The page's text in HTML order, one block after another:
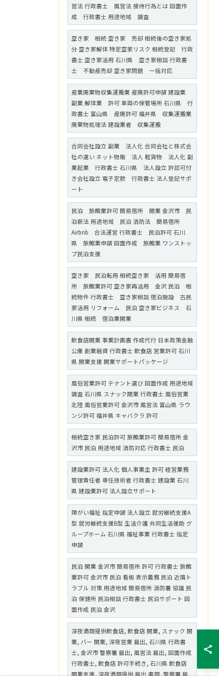
営法 行政書士 風営法 接待行為とは 図面作
成 行政書士 用途地域 調査
空き家 相続 空き家 売却 相続後の空き家処
分 空き家解体 特定空家リスク 相続登記 行政
書士 空き家活用 石川県 空き家相談 行政書
士 不動産売却 空き家問題 一括対応
産業廃棄物収集運搬業 産廃許可申請 建設業
副業 解体業 許可 車両の保管場所 石川県 行
政書士 富山県 産廃許可 福井県 収集運搬業
廃棄物処理法 建設業者 収集運搬
合同会社設立 副業 法人化 合同会社と株式会
社の違い ネット物販 法人 軽貨物 法人化 副
業起業 行政書士 石川県 法人設立 許認可付
き会社設立 電子定款 行政書士 法人登記サポ
ート
民泊 旅館業許可 簡易宿所 開業 金沢市 民
泊新法 用途地域 民泊 消防法 簡易宿所
Airbnb 合法運営 行政書士 民泊許可 石川
県 旅館業申請 図面作成 旅館業 ワンストッ
プ民泊支援
空き家 民泊転用 相続空き家 活用 簡易宿
所 旅館業許可 空き家再活用 金沢 民泊 相
続物件 行政書士 空き家相談 宿泊施設 古民
家活用 リフォーム 民泊 空き家ビジネス 石
川県 相続 宿泊業開業
飲食店開業 事業計画書 作成代行 日本政策金融
公庫 創業融資 行政書士 飲食店 営業許可 石川
県 開業支援 開業サポートパッケージ
風俗営業許可 テナント選び 図面作成 用途地域
調査 石川県 スナック開業 行政書士 風俗営業
北陸 風俗営業許可 金沢市 風営法 富山県 ラウ
ンジ許可 福井県 キャバクラ 許可
相続空き家 民泊許可 旅館業許可 簡易宿所 金
沢市 民泊 用途地域 消防対応 行政書士 民泊
建設業許可 法人化 個人事業主 許可 経営業務
管理責任者 専任技術者 行政書士 建設業 石川
県 建設業許可 法人設立サポート
障がい福祉 指定申請 法人設立 就労継続支援A
型 就労継続支援B型 生活介護 共同生活援助 グ
ループホーム 石川県 福祉事業 行政書士 指定
申請
民泊 開業 金沢市 簡易宿所 許可 行政書士 旅館
業許可 金沢市 民泊 看板 表示義務 民泊 近隣ト
ラブル 対策 用途地域 簡易宿所 消防署 協議 民
泊 保健所 民泊相談 行政書士 民泊サポート 図
面作成 民泊 金沢
深夜酒類提供飲食店, 飲食店 開業, スナック 開
業, バー 開業, 深夜営業 届出, 石川県 行政書
士, 金沢市 警察署 届出, 風営法 届出, 図面作成
行政書士, 飲食店 許可手続き, 石川県 飲食店
開業支援, 深夜酒類提供 届出 書類, 警察署 届